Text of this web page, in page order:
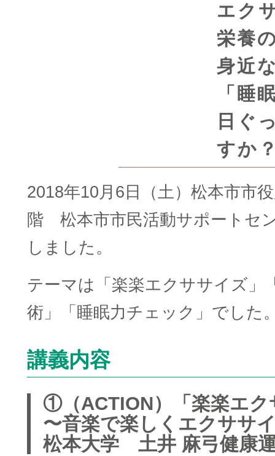
エク
栄養
身近
「睡
日ぐ
すか
2018年10月6日（土）松本市市
階 松本市市民活動サポートセ
しました。
テーマは「楽楽エクササイズ」
術」「睡眠力チェック」でした
講義内容
①（ACTION）「楽楽エク
〜音楽で楽しくエクササ
松本大学 土井 麻弓健康